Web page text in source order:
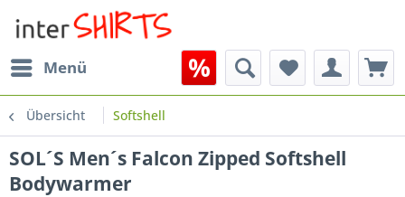
Menü
Übersicht Softshell
SOL´S Men´s Falcon Zipped Softshell
Bodywarmer